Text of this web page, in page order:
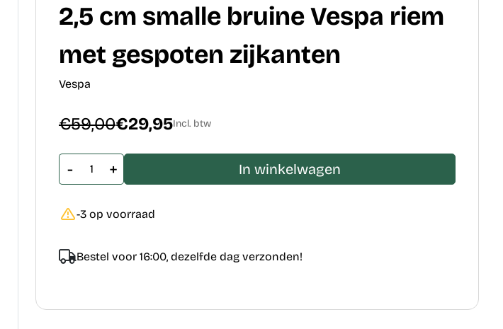
2,5 cm smalle bruine Vespa riem
met gespoten zijkanten
Vespa
€59,00€29,95Incl. btw
- + In winkelwagen
-3 op voorraad
Bestel voor 16:00, dezelfde dag verzonden!